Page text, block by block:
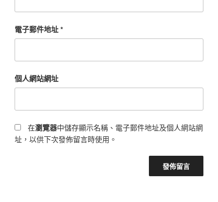
電子郵件地址*
個人網站網址
在瀏覽器中儲存顯示名稱、電子郵件地址及個人網站網
址，以供下次發佈留言時使用。